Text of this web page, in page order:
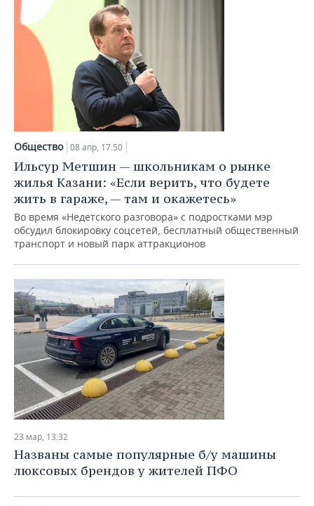
Общество 08 апр, 17:50
Ильсур Метшин — школьникам о рынке
жилья Казани: «Если верить, что будете
жить в гараже, — там и окажетесь»
Во время «Недетского разговора» с подростками мэр
обсудил блокировку соцсетей, бесплатный общественный
транспорт и новый парк аттракционов
23 мар, 13:32
Названы самые популярные б/у машины
люксовых брендов у жителей ПФО